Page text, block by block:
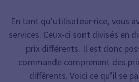
En tant qu’utilisateur·rice, vous
services. Ceux-ci sont divisés en
prix différents. Il est donc
commande comprenant des
différents. Voici ce qu’il se